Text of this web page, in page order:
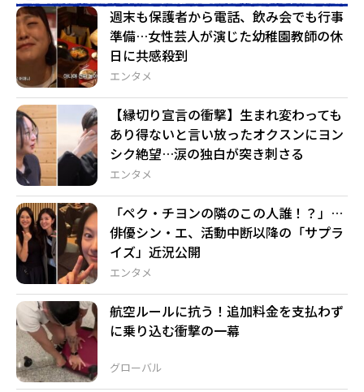
エンタメ
週末も保護者から電話、飲み会でも行事
準備…女性芸人が演じた幼稚園教師の休
日に共感殺到
エンタメ
【縁切り宣言の衝撃】生まれ変わっても
あり得ないと言い放ったオクスンにヨン
シク絶望…涙の独白が突き刺さる
エンタメ
「ペク・チヨンの隣のこの人誰！？」…
俳優シン・エ、活動中断以降の「サプラ
イズ」近況公開
グローバル
航空ルールに抗う！追加料金を支払わず
に乗り込む衝撃の一幕